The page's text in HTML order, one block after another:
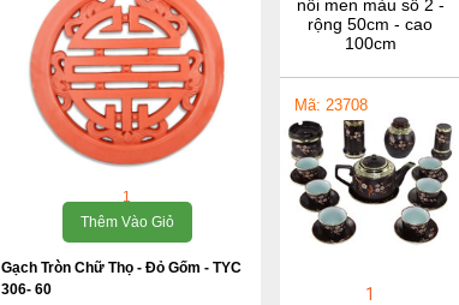
1
Thêm Vào Giỏ
Gạch Tròn Chữ Thọ - Đỏ Gốm - TYC
306- 60
nổi men màu số 2 -
rộng 50cm - cao
100cm
Mã: 23708
1